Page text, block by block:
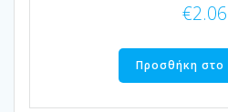
€2.06
Προσθήκη στο